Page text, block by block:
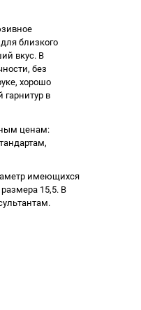
близкого
вкус. В
без
хорошо
гарнитур в
ценам:
имеющихся
15,5. В